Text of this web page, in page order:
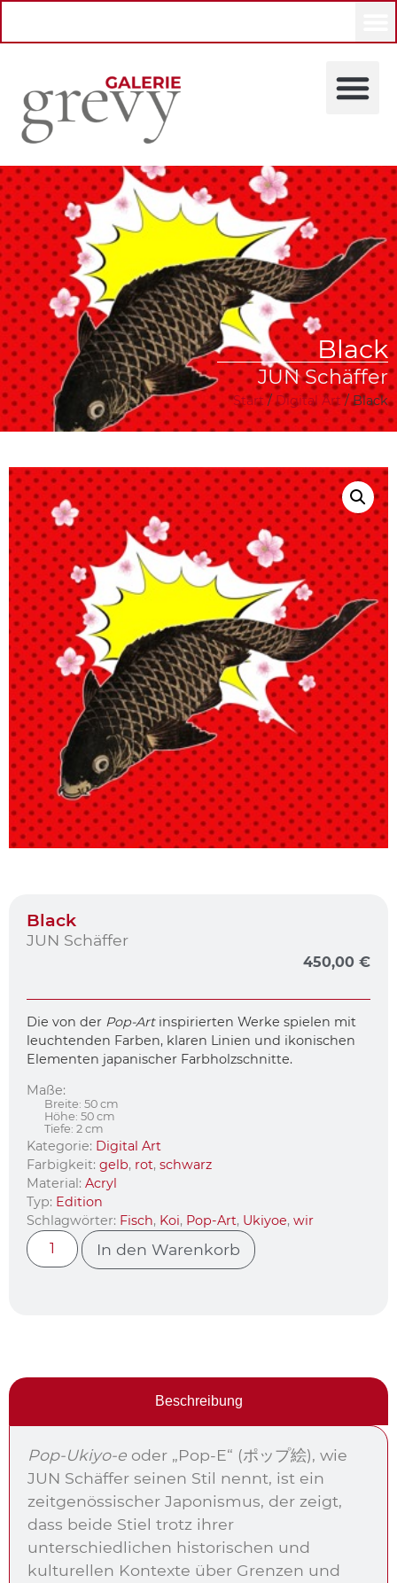
Black
JUN Schäffer
Start/Digital Art/ Black
Black
JUN Schäffer
450,00 €
Die von der Pop-Artinspirierten Werke spielen mit
leuchtenden Farben, klaren Linien und ikonischen
Elementen japanischer Farbholzschnitte.
Maße:
Breite: 50 cm
Höhe: 50 cm
Tiefe: 2 cm
Kategorie: Digital Art
Farbigkeit: gelb, rot, schwarz
Material: Acryl
Typ: Edition
Schlagwörter: Fisch, Koi, Pop-Art, Ukiyoe, wir
In den Warenkorb
Beschreibung
Pop-Ukiyo-e oder „Pop-E“ (ポップ絵), wie
JUN Schäffer seinen Stil nennt, ist ein
zeitgenössischer Japonismus, der zeigt,
dass beide Stiel trotz ihrer
unterschiedlichen historischen und
kulturellen Kontexte über Grenzen und